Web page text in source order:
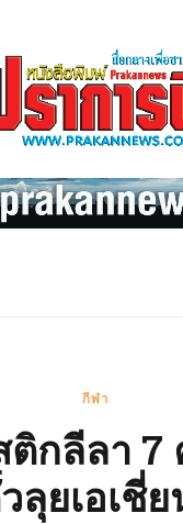
กีฬา
กลีลา 7
ลุยเอเชี่